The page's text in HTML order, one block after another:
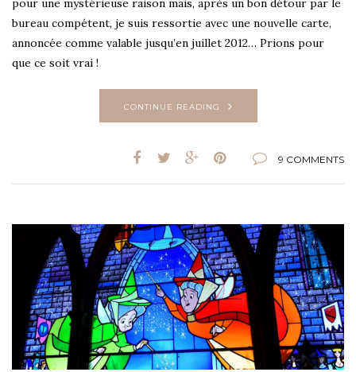
pour une mystérieuse raison mais, après un bon détour par le
bureau compétent, je suis ressortie avec une nouvelle carte,
annoncée comme valable jusqu’en juillet 2012… Prions pour
que ce soit vrai !
CONTINUE READING
9 COMMENTS